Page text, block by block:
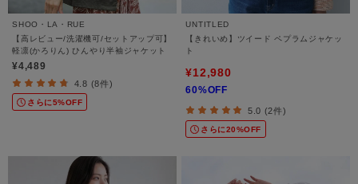
SHOO・LA・RUE
【高レビュー/洗濯機可/セットアップ可】
軽凛(かろりん) ひんやり半袖ジャケット
¥4,489
4.8 (8件)
さらに5%OFF
UNTITLED
【きれいめ】ツイード ペプラムジャケッ
ト
¥12,980
60%OFF
5.0 (2件)
さらに20%OFF